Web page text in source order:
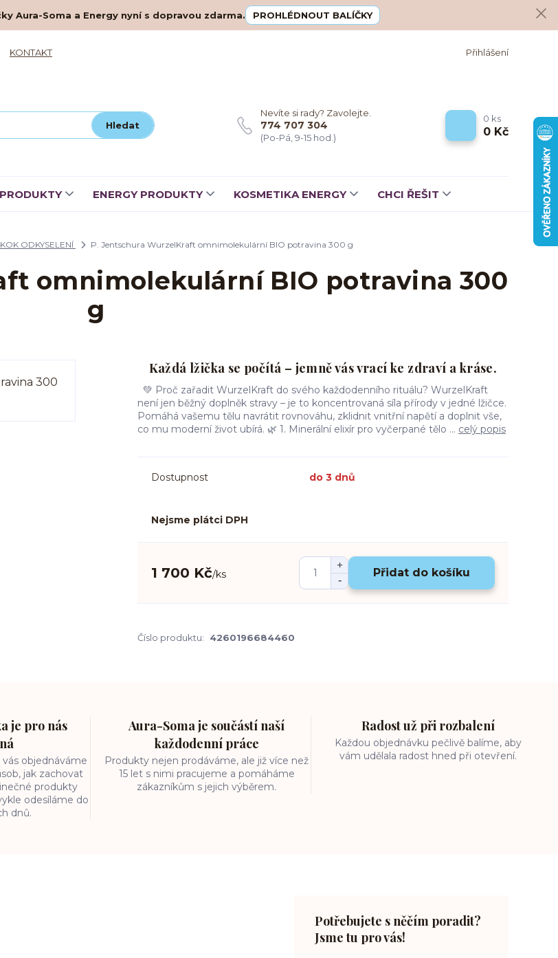
Aura-Soma a Energy nyní s dopravou zdarma. PROHLÉDNOUT BALÍČKY
KONTAKT Přihlášení
Hledat
Nevíte si rady? Zavolejte.
774 707 304
(Po-Pá, 9-15 hod.)
0 ks
0 Kč
ENERGY PRODUKTY KOSMETIKA ENERGY CHCI ŘEŠIT
ODKYSELENÍ P. Jentschura WurzelKraft omnimolekulární BIO potravina 300 g
omnimolekulární BIO potravina 300
g
Každá lžička se počítá – jemně vás vrací ke zdraví a kráse.
💚 Proč zařadit WurzelKraft do svého každodenního rituálu? WurzelKraft
není jen běžný doplněk stravy – je to koncentrovaná síla přírody v jedné lžičce.
Pomáhá vašemu tělu navrátit rovnováhu, zklidnit vnitřní napětí a doplnit vše,
co mu moderní život ubírá. 🌿 1. Minerální elixír pro vyčerpané tělo ... celý popis
Dostupnost do 3 dnů
Nejsme plátci DPH
1 700 Kč/ks Přidat do košíku
Číslo produktu: 4260196684460
je pro nás
objednáváme
jak zachovat
produkty
odesíláme do
dnů.
Aura-Soma je součástí naší
každodenní práce
Produkty nejen prodáváme, ale již více než
15 let s nimi pracujeme a pomáháme
zákazníkům s jejich výběrem.
Radost už při rozbalení
Každou objednávku pečlivě balíme, aby
vám udělala radost hned při otevření.
Potřebujete s něčím poradit?
Jsme tu pro vás!